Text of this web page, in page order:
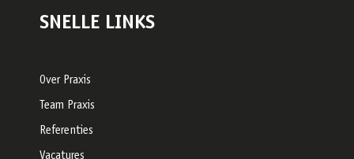
SNELLE LINKS
Over Praxis
Team Praxis
Referenties
Vacatures